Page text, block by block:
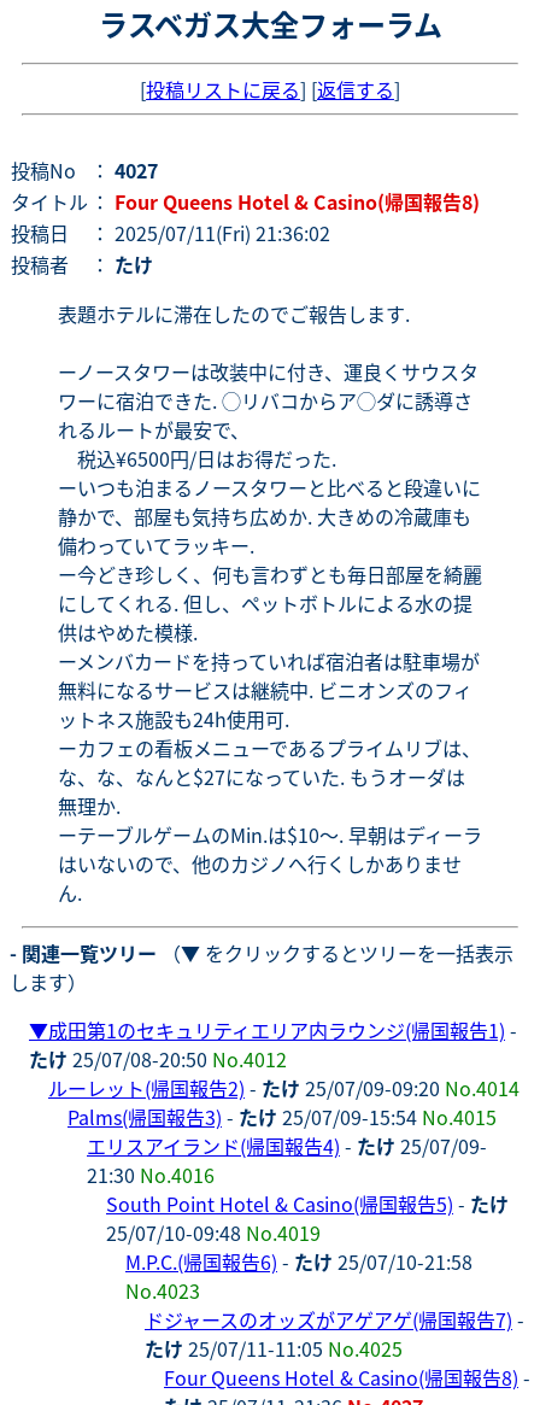
ラスベガス大全フォーラム
[投稿リストに戻る] [返信する]
投稿No ： 4027
タイトル ： Four Queens Hotel & Casino(帰国報告8)
投稿日
： 2025/07/11(Fri) 21:36:02
投稿者
： たけ
表題ホテルに滞在したのでご報告します.
ーノースタワーは改装中に付き、運良くサウスタ
ワーに宿泊できた. ◯リバコからア◯ダに誘導さ
れるルートが最安で、
税込¥6500円/日はお得だった.
ーいつも泊まるノースタワーと比べると段違いに
静かで、部屋も気持ち広めか. 大きめの冷蔵庫も
備わっていてラッキー.
ー今どき珍しく、何も言わずとも毎日部屋を綺麗
にしてくれる. 但し、ペットボトルによる水の提
供はやめた模様.
ーメンバカードを持っていれば宿泊者は駐車場が
無料になるサービスは継続中. ビニオンズのフィ
ットネス施設も24h使用可.
ーカフェの看板メニューであるプライムリブは、
な、な、なんと$27になっていた. もうオーダは
無理か.
ーテーブルゲームのMin.は$10〜. 早朝はディーラ
はいないので、他のカジノへ行くしかありませ
ん.
- 関連一覧ツリー （▼ をクリックするとツリーを一括表示
します）
▼成田第1のセキュリティエリア内ラウンジ(帰国報告1) -
たけ 25/07/08-20:50 No.4012
ルーレット(帰国報告2) - たけ 25/07/09-09:20 No.4014
Palms(帰国報告3) - たけ 25/07/09-15:54 No.4015
エリスアイランド(帰国報告4) - たけ 25/07/09-
21:30 No.4016
South Point Hotel & Casino(帰国報告5) - たけ
25/07/10-09:48 No.4019
M.P.C.(帰国報告6) - たけ 25/07/10-21:58
No.4023
ドジャースのオッズがアゲアゲ(帰国報告7) -
たけ 25/07/11-11:05 No.4025
Four Queens Hotel & Casino(帰国報告8) -